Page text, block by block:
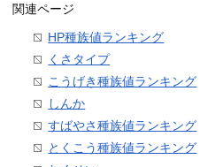
関連ページ
HP種族値ランキング
くさタイプ
こうげき種族値ランキング
しんか
すばやさ種族値ランキング
とくこう種族値ランキング